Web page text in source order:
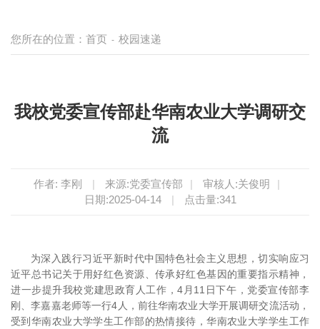
您所在的位置： 首页 - 校园速递
我校党委宣传部赴华南农业大学调研交
流
作者: 李刚 | 来源:党委宣传部 | 审核人:关俊明
|
日期:2025-04-14
| 点击量:341
为深入践行习近平新时代中国特色社会主义思想，切实响应习
近平总书记关于用好红色资源、传承好红色基因的重要指示精神，
进一步提升我校党建思政育人工作，4月11日下午，党委宣传部李
刚、李嘉嘉老师等一行4人，前往华南农业大学开展调研交流活动，
受到华南农业大学学生工作部的热情接待，华南农业大学学生工作